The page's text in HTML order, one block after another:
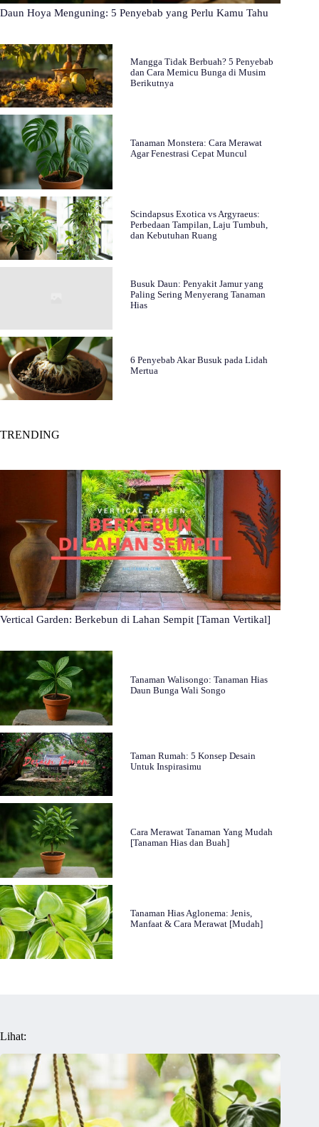
Daun Hoya Menguning: 5 Penyebab yang Perlu Kamu Tahu
Mangga Tidak Berbuah? 5 Penyebab
dan Cara Memicu Bunga di Musim
Berikutnya
Tanaman Monstera: Cara Merawat
Agar Fenestrasi Cepat Muncul
Scindapsus Exotica vs Argyraeus:
Perbedaan Tampilan, Laju Tumbuh,
dan Kebutuhan Ruang
Busuk Daun: Penyakit Jamur yang
Paling Sering Menyerang Tanaman
Hias
6 Penyebab Akar Busuk pada Lidah
Mertua
TRENDING
Vertical Garden: Berkebun di Lahan Sempit [Taman Vertikal]
Tanaman Walisongo: Tanaman Hias
Daun Bunga Wali Songo
Taman Rumah: 5 Konsep Desain
Untuk Inspirasimu
Cara Merawat Tanaman Yang Mudah
[Tanaman Hias dan Buah]
Tanaman Hias Aglonema: Jenis,
Manfaat & Cara Merawat [Mudah]
Lihat: